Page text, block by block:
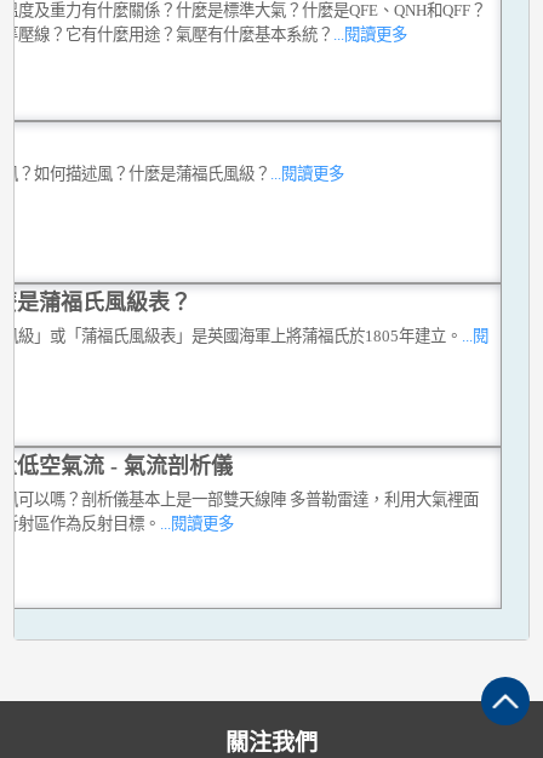
度及重力有什麼關係？什麼是標準大氣？什麼是QFE、QNH和QFF？
壓線？它有什麼用途？氣壓有什麼基本系統？ ...閱讀更多
？如何描述風？什麼是蒲福氏風級？ ...閱讀更多
是蒲福氏風級表？
級」或「蒲福氏風級表」是英國海軍上將蒲福氏於1805年建立。 ...閱
低空氣流 - 氣流剖析儀
可以嗎？剖析儀基本上是一部雙天線陣 多普勒雷達，利用大氣裡面
射區作為反射目標。
...閱讀更多
關注我們